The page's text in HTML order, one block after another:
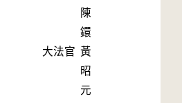
陳
鐶
大法官 黃
昭
元